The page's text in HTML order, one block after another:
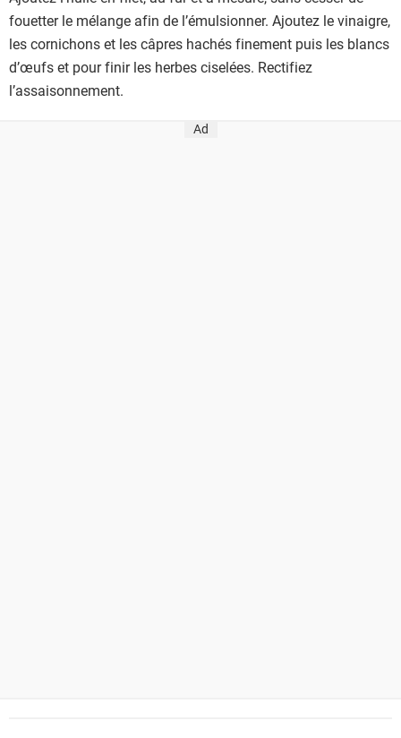
fouetter le mélange afin de l’émulsionner. Ajoutez le vinaigre,
les cornichons et les câpres hachés finement puis les blancs
d’œufs et pour finir les herbes ciselées. Rectifiez
l’assaisonnement.
Ad